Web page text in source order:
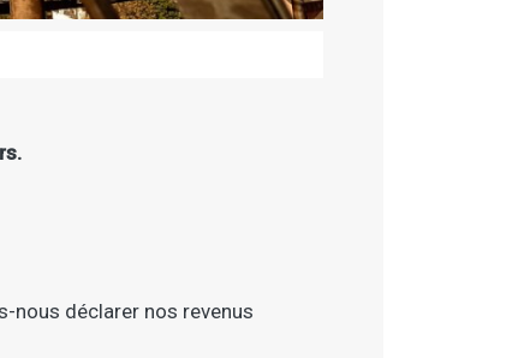
nous déclarer nos revenus